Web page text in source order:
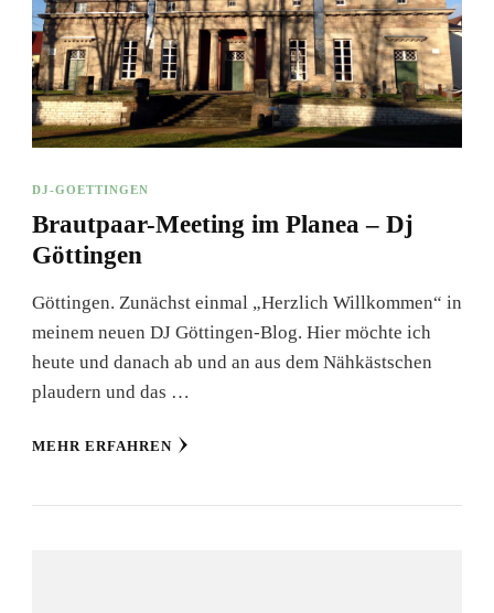
DJ-GOETTINGEN
Brautpaar-Meeting im Planea – Dj
Göttingen
Göttingen. Zunächst einmal „Herzlich Willkommen“ in
meinem neuen DJ Göttingen-Blog. Hier möchte ich
heute und danach ab und an aus dem Nähkästschen
plaudern und das …
MEHR ERFAHREN